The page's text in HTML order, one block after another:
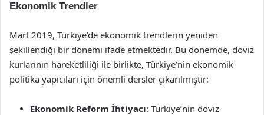
Ekonomik Trendler
Mart 2019, Türkiye’de ekonomik trendlerin yeniden
şekillendiği bir dönemi ifade etmektedir. Bu dönemde, döviz
kurlarının hareketliliği ile birlikte, Türkiye’nin ekonomik
politika yapıcıları için önemli dersler çıkarılmıştır:
Ekonomik Reform İhtiyacı: Türkiye’nin döviz